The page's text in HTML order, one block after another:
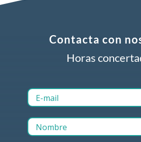
Contacta con
Horas